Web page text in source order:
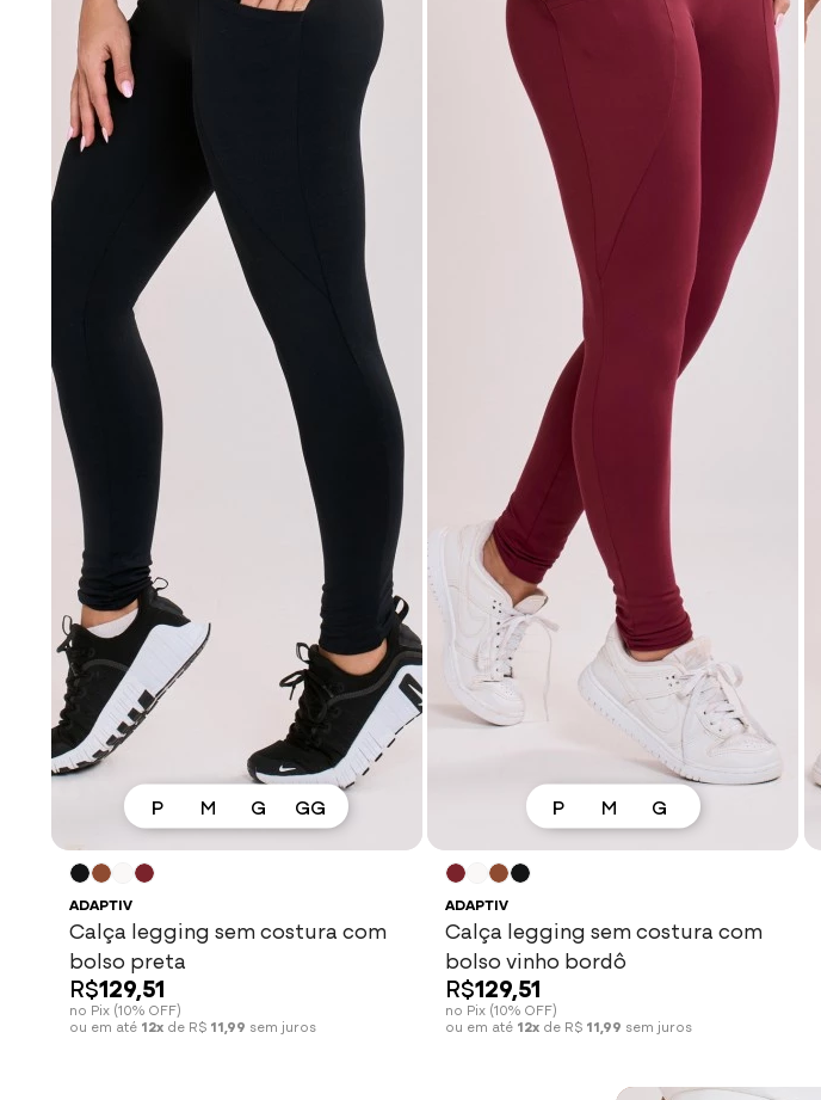
Ver tudo
Conjuntos
P M G
GG
Espiar Ver mais
ADAPTIV
Calça legging sem costura com
bolso preta
R$129,51
no Pix (10% OFF)
ou em até 12xde R$ 11,99 sem juros
P M
G
Espiar Ver mais
ADAPTIV
Calça legging sem costura com
bolso vinho bordô
R$129,51
no Pix (10% OFF)
ou em até 12x de R$ 11,99 sem juros